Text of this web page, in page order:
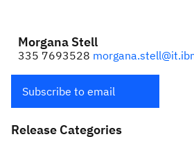
Morgana Stell
335 7693528
Subscribe to email
Release Categories